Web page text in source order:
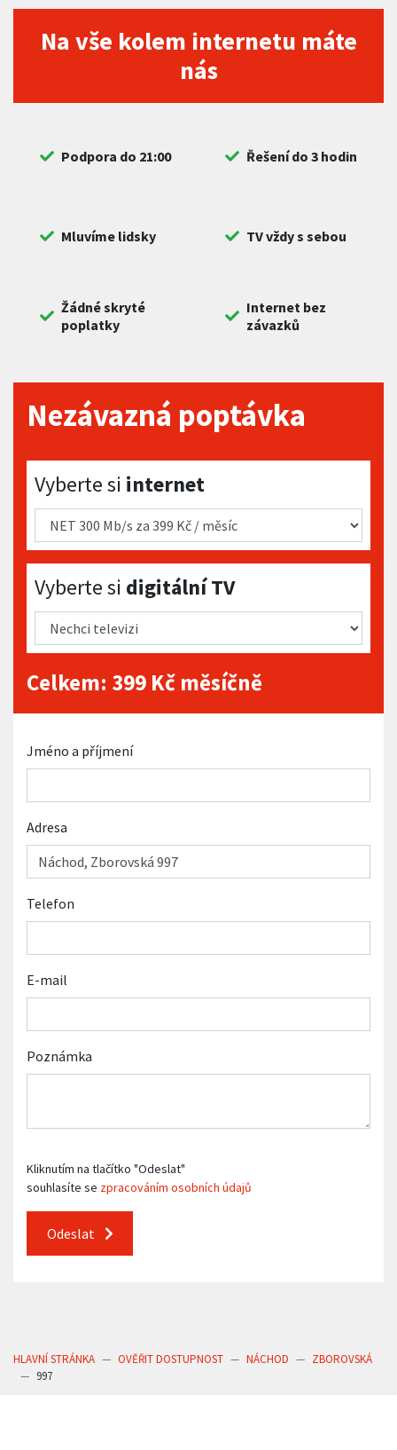
Na vše kolem internetu máte
nás
Podpora do 21:00 Řešení do 3 hodin
Mluvíme lidsky TV vždy s sebou
Žádné skryté
poplatky
Internet bez
závazků
Nezávazná poptávka
Vyberte si internet
Vyberte si internet
Vyberte si digitální TV
Vyberte si digitální TV
Celkem: 399 Kč měsíčně
Jméno a příjmení
Adresa
Telefon
E-mail
Poznámka
Kliknutím na tlačítko "Odeslat"
souhlasíte se zpracováním osobních údajů
Odeslat
HLAVNÍ STRÁNKA OVĚŘIT DOSTUPNOST NÁCHOD
ZBOROVSKÁ
997